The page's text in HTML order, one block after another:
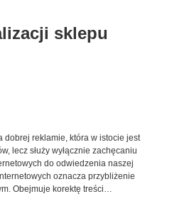
sklepu
dobrej reklamie, która w istocie jest
lecz służy wyłącznie zachęcaniu
do odwiedzenia naszej
oznacza przybliżenie
Obejmuje korektę treści…